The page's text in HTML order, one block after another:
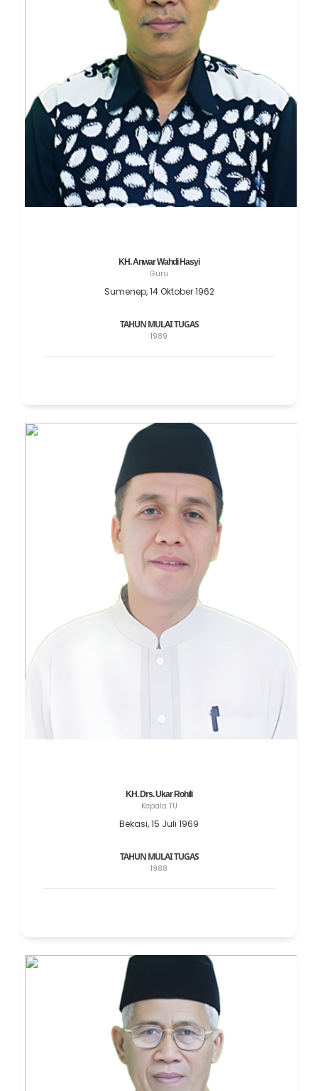
KH. Anwar Wahdi Hasyi
Guru
Sumenep, 14 Oktober 1962
TAHUN MULAI TUGAS
1989
KH. Drs. Ukar Rohili
Kepala TU
Bekasi, 15 Juli 1969
TAHUN MULAI TUGAS
1988